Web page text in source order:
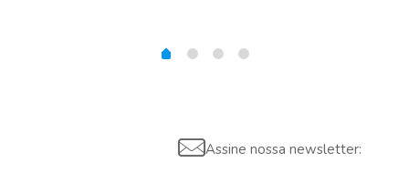
Assine nossa newsletter: